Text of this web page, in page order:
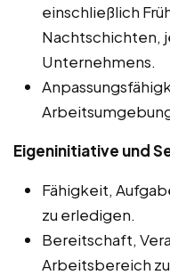
einschließlich
Nachtschichten,
Unternehmens.
Eigeninitiative und
Fähigkeit,
zu erledigen.
Bereitschaft,
Arbeitsbereich